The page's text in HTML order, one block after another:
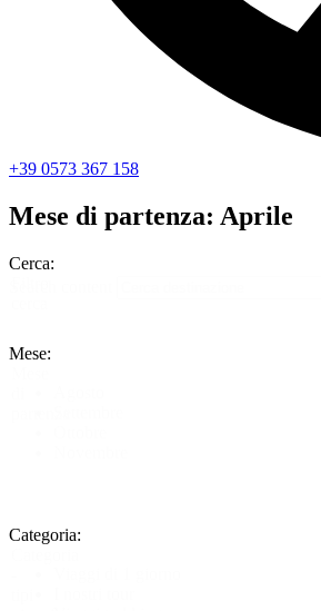
+39 0573 367 158
Mese di partenza: Aprile
Cerca:
Mese:
Categoria: